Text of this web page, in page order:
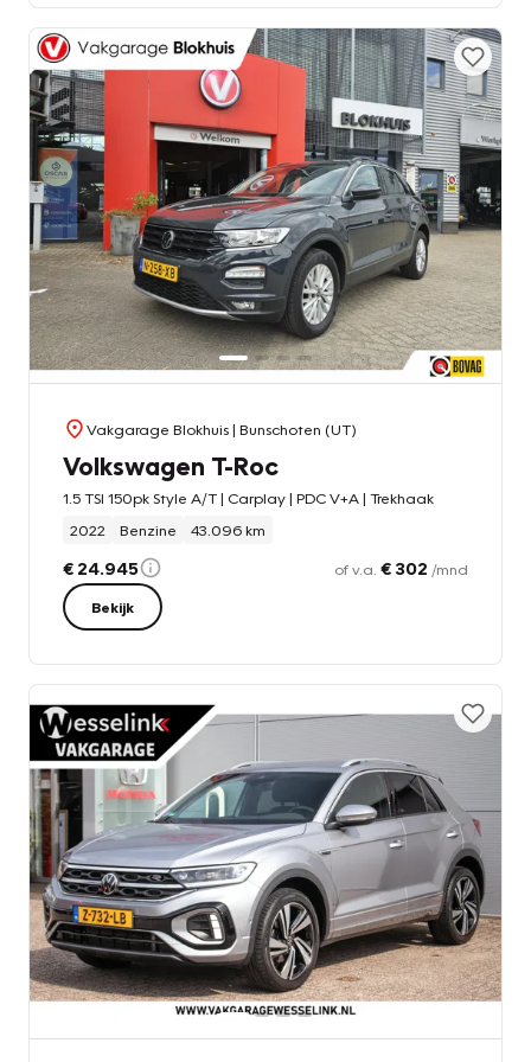
Vakgarage Blokhuis| Bunschoten (UT)
Volkswagen T-Roc
1.5 TSI 150pk Style A/T | Carplay | PDC V+A | Trekhaak
2022
Benzine 43.096 km
€ 24.945 of v.a. € 302 /mnd
Bekijk